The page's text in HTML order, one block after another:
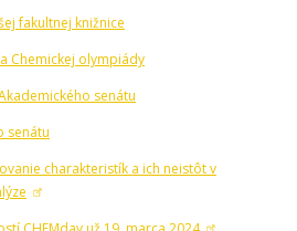
fakultnej knižnice
Chemickej olympiády
senátu
senátu
charakteristík a ich neistôt v